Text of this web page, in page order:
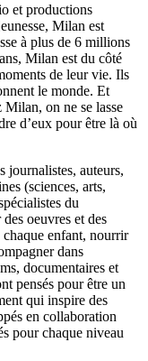
et productions
Milan est
à plus de 6 millions
Milan est du côté
de leur vie. Ils
le monde. Et
Milan, on ne se lasse
d’eux pour être là où
journalistes, auteurs,
(sciences, arts,
du
oeuvres et des
chaque enfant, nourrir
dans
documentaires et
pensés pour être un
qui inspire des
en collaboration
pour chaque niveau